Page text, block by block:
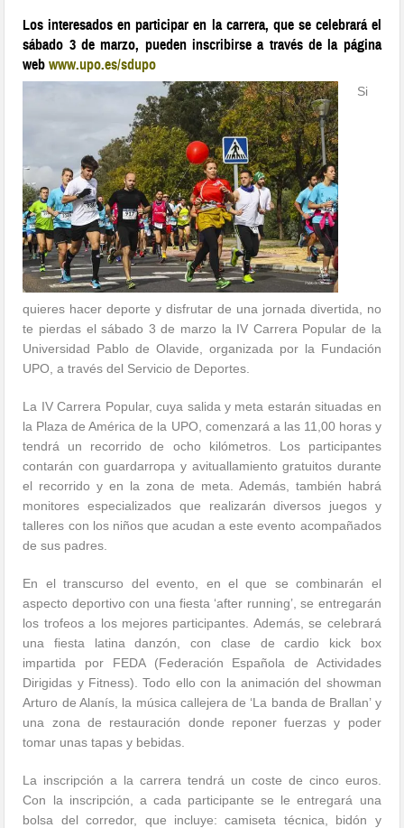
Los interesados en participar en la carrera, que se celebrará el
sábado 3 de marzo, pueden inscribirse a través de la página
webwww.upo.es/sdupo
Si
quieres hacer deporte y disfrutar de una jornada divertida, no
te pierdas el sábado 3 de marzo la IV Carrera Popular de la
Universidad Pablo de Olavide, organizada por la Fundación
UPO, a través del Servicio de Deportes.
La IV Carrera Popular, cuya salida y meta estarán situadas en
la Plaza de América de la UPO, comenzará a las 11,00 horas y
tendrá un recorrido de ocho kilómetros. Los participantes
contarán con guardarropa y avituallamiento gratuitos durante
el recorrido y en la zona de meta. Además, también habrá
monitores especializados que realizarán diversos juegos y
talleres con los niños que acudan a este evento acompañados
de sus padres.
En el transcurso del evento, en el que se combinarán el
aspecto deportivo con una fiesta ‘after running’, se entregarán
los trofeos a los mejores participantes. Además, se celebrará
una fiesta latina danzón, con clase de cardio kick box
impartida por FEDA (Federación Española de Actividades
Dirigidas y Fitness). Todo ello con la animación del showman
Arturo de Alanís, la música callejera de ‘La banda de Brallan’ y
una zona de restauración donde reponer fuerzas y poder
tomar unas tapas y bebidas.
La inscripción a la carrera tendrá un coste de cinco euros.
Con la inscripción, a cada participante se le entregará una
bolsa del corredor, que incluye: camiseta técnica, bidón y